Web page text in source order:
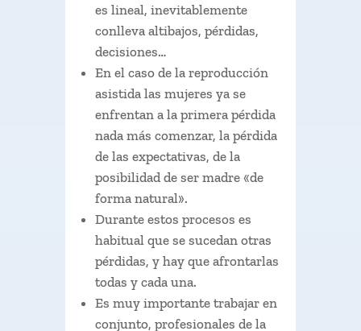
es lineal, inevitablemente
conlleva altibajos, pérdidas,
decisiones…
En el caso de la reproducción
asistida las mujeres ya se
enfrentan a la primera pérdida
nada más comenzar, la pérdida
de las expectativas, de la
posibilidad de ser madre «de
forma natural».
Durante estos procesos es
habitual que se sucedan otras
pérdidas, y hay que afrontarlas
todas y cada una.
Es muy importante trabajar en
conjunto, profesionales de la